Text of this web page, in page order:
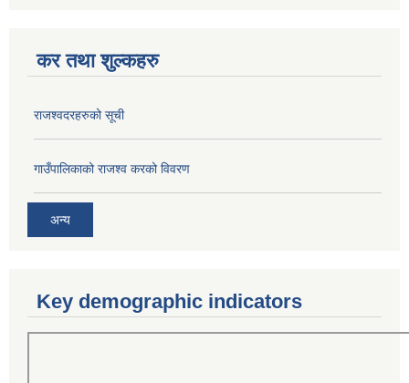
कर तथा शुल्कहरु
राजश्वदरहरुको सूची
गाउँपालिकाको राजश्व करको विवरण
अन्य
Key demographic indicators